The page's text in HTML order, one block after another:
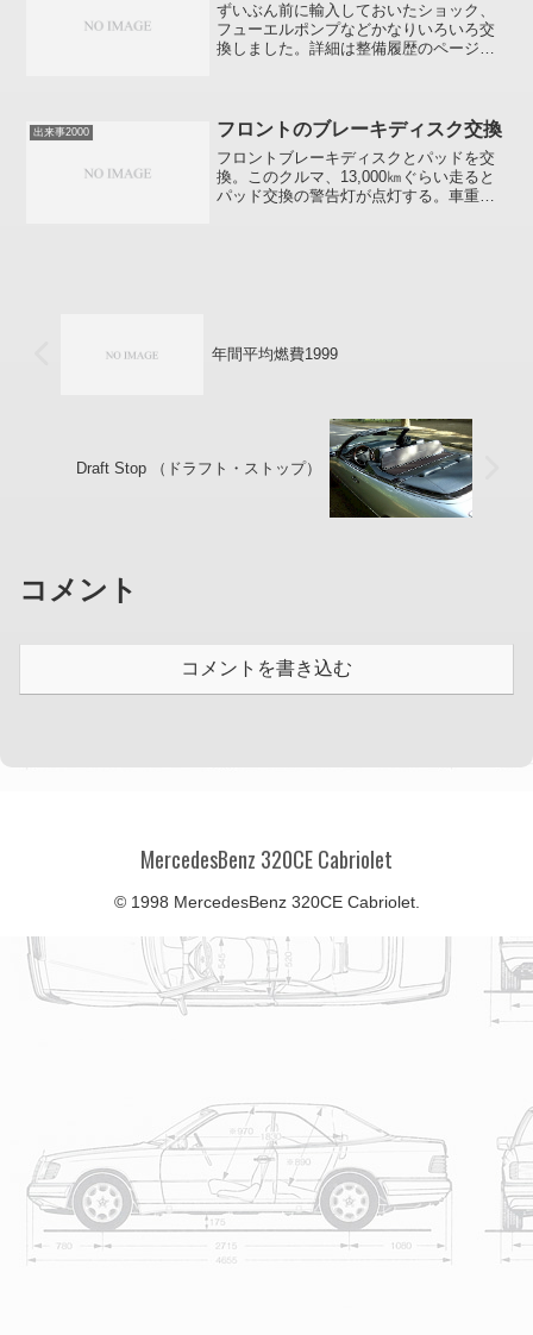
ずいぶん前に輸入しておいたショック、
フューエルポンプなどかなりいろいろ交
換しました。詳細は整備履歴のページに
(苦笑）交換したこと...
出来事2000 フロントのブレーキディスク交換
フロントブレーキディスクとパッドを交
換。このクルマ、13,000㎞ぐらい走ると
パッド交換の警告灯が点灯する。車重の
年間平均燃費1999
Draft Stop （ドラフト・ストップ）
コメント
コメントを書き込む
MercedesBenz 320CE Cabriolet
© 1998 MercedesBenz 320CE Cabriolet.